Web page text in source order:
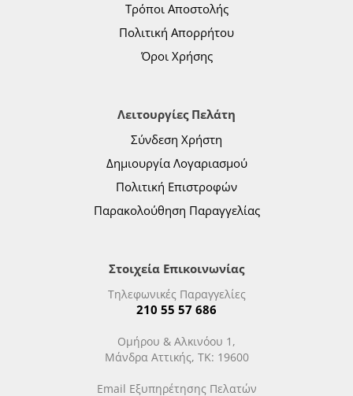
Τρόποι Αποστολής
Πολιτική Απορρήτου
Όροι Χρήσης
Λειτουργίες Πελάτη
Σύνδεση Χρήστη
Δημιουργία Λογαριασμού
Πολιτική Επιστροφών
Παρακολούθηση Παραγγελίας
Στοιχεία Επικοινωνίας
Τηλεφωνικές Παραγγελίες
210 55 57 686
Ομήρου & Αλκινόου 1,
Μάνδρα Αττικής, ΤΚ: 19600
Email Εξυπηρέτησης Πελατών